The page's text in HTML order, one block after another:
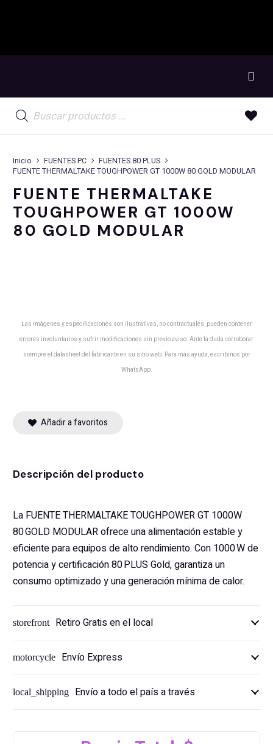
de
productos
Inicio FUENTES PC
FUENTES 80 PLUS
FUENTE THERMALTAKE TOUGHPOWER GT 1000W 80 GOLD MODULAR
FUENTE THERMALTAKE
TOUGHPOWER GT 1000W
80 GOLD MODULAR
Las imágenes y especificaciones son ilustrativas, no contractuales, pueden contener
errores involuntarios y sufrir modificaciones sin previo aviso. Ante la duda corroborar
siempre el datasheet del fabricante en su sitio web. Para más ayuda, escribinos por
WhatsApp.
Añadir a favoritos
Descripción del producto
La FUENTE THERMALTAKE TOUGHPOWER GT 1000W
80 GOLD MODULAR ofrece una alimentación estable y
eficiente para equipos de alto rendimiento. Con 1000 W de
potencia y certificación 80 PLUS Gold, garantiza un
consumo optimizado y una generación mínima de calor.
storefront Retiro Gratis en el local
motorcycle Envío Express
local_shipping Envío a todo el país a través